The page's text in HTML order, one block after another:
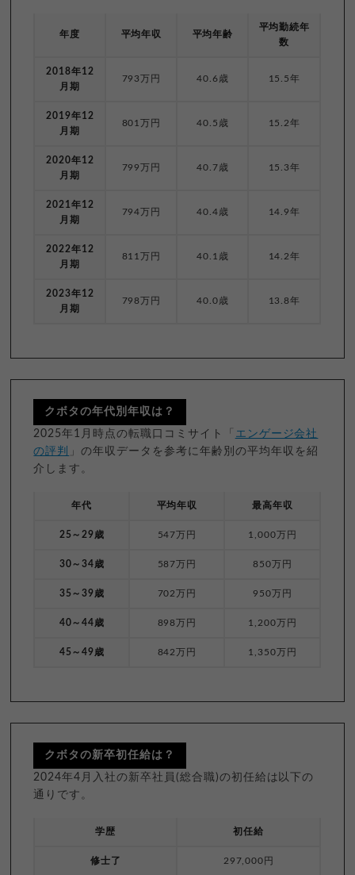
年度 平均年収 平均年齢
平均勤続年
数
2018年12
月期
793万円 40.6歳 15.5年
2019年12
月期
801万円 40.5歳 15.2年
2020年12
月期
799万円 40.7歳 15.3年
2021年12
月期
794万円 40.4歳 14.9年
2022年12
月期
811万円 40.1歳 14.2年
2023年12
月期
798万円 40.0歳 13.8年
クボタの年代別年収は？
2025年1月時点の転職口コミサイト「 エンゲージ会社
の評判
」の年収データを参考に年齢別の平均年収を紹
介します。
年代 平均年収 最高年収
25～29歳 547万円 1,000万円
30～34歳 587万円 850万円
35～39歳 702万円 950万円
40～44歳 898万円 1,200万円
45～49歳 842万円 1,350万円
クボタの新卒初任給は？
2024年4月入社の新卒社員(総合職)の初任給は以下の
通りです。
学歴 初任給
修士了 297,000円